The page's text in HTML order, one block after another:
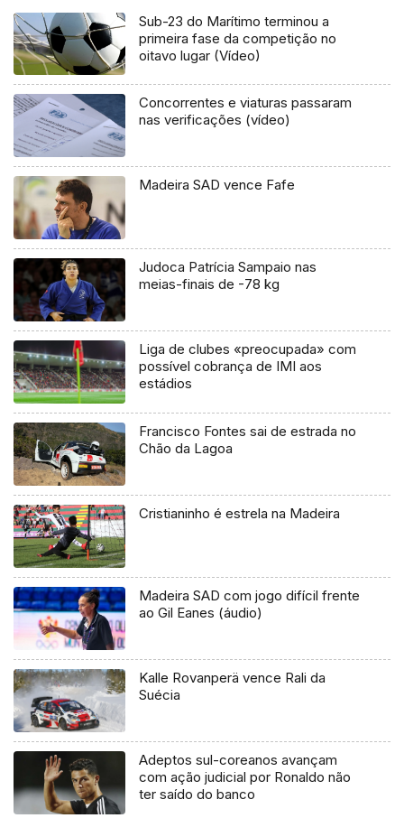
Sub-23 do Marítimo terminou a
primeira fase da competição no
oitavo lugar (Vídeo)
Concorrentes e viaturas passaram
nas verificações (vídeo)
Madeira SAD vence Fafe
Judoca Patrícia Sampaio nas
meias-finais de -78 kg
Liga de clubes «preocupada» com
possível cobrança de IMI aos
estádios
Francisco Fontes sai de estrada no
Chão da Lagoa
Cristianinho é estrela na Madeira
Madeira SAD com jogo difícil frente
ao Gil Eanes (áudio)
Kalle Rovanperä vence Rali da
Suécia
Adeptos sul-coreanos avançam
com ação judicial por Ronaldo não
ter saído do banco